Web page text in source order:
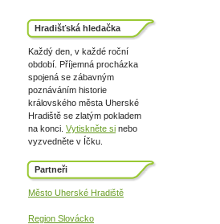
Hradišťská hledačka
Každý den, v každé roční
období. Příjemná procházka
spojená se zábavným
poznáváním historie
královského města Uherské
Hradiště se zlatým pokladem
na konci. Vytiskněte si nebo
vyzvedněte v Íčku.
Partneři
Město Uherské Hradiště
Region Slovácko